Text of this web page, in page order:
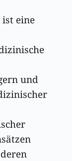
eine
und